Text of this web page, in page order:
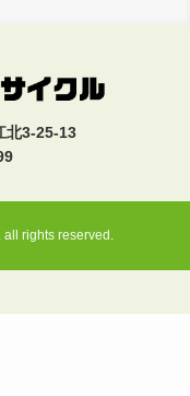
北3-25-13
rights reserved.